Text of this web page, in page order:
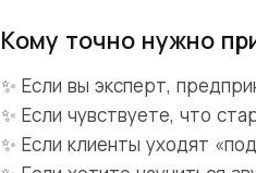
Кому точно нужно
✨ Если вы эксперт,
✨ Если чувствуете, что
✨ Если клиенты уходят